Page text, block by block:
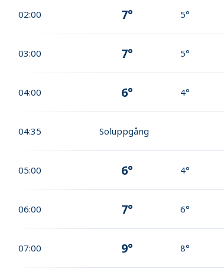
02:00 7° 5°
03:00 7° 5°
04:00 6° 4°
04:35 Soluppgång
05:00 6° 4°
06:00 7° 6°
07:00 9° 8°